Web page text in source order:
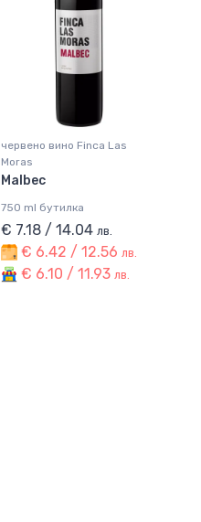
червено вино Finca Las
Moras
Malbec
750 ml бутилка
€ 7.18 / 14.04 лв.
€ 6.42 / 12.56 лв.
€ 6.10 / 11.93 лв.